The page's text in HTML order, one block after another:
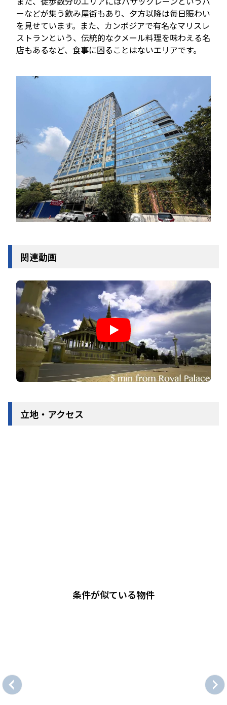
ーなどが集う飲み屋街もあり、夕方以降は毎日賑わい
を見せています。また、カンボジアで有名なマリスレ
ストランという、伝統的なクメール料理を味わえる名
店もあるなど、食事に困ることはないエリアです。
関連動画
立地・アクセス
条件が似ている物件